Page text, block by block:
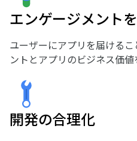
エンゲージメント
ユーザーにアプリを届ける
ントとアプリのビジネス価値
開発の合理化